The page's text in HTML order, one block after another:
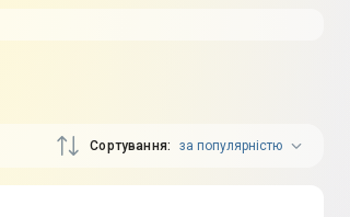
Сортування за популярністю